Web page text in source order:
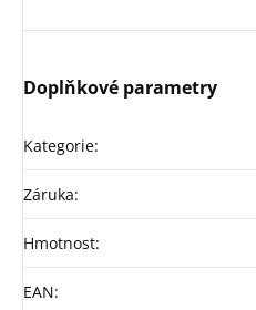
Doplňkové parametry
Kategorie:
Záruka:
Hmotnost:
EAN: